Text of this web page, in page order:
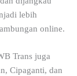
lebih
online.
Trans juga
Cipaganti, dan